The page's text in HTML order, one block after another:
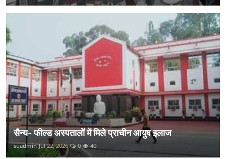
सैन्य- फील्ड अस्पतालों में मिले प्राचीन आयुष इलाज
suadmin Jul 22, 2026 0 40